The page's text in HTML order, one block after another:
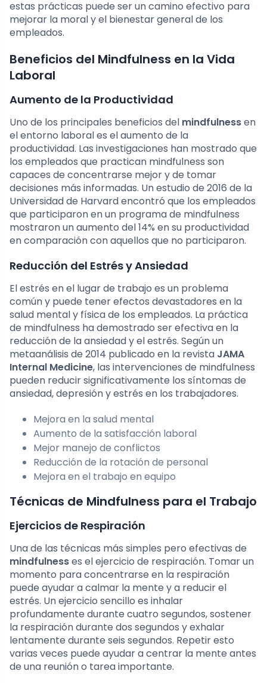
estas prácticas puede ser un camino efectivo para
mejorar la moral y el bienestar general de los
empleados.
Beneficios del Mindfulness en la Vida
Laboral
Aumento de la Productividad
Uno de los principales beneficios del mindfulnessen
el entorno laboral es el aumento de la
productividad. Las investigaciones han mostrado que
los empleados que practican mindfulness son
capaces de concentrarse mejor y de tomar
decisiones más informadas. Un estudio de 2016 de la
Universidad de Harvard encontró que los empleados
que participaron en un programa de mindfulness
mostraron un aumento del 14% en su productividad
en comparación con aquellos que no participaron.
Reducción del Estrés y Ansiedad
El estrés en el lugar de trabajo es un problema
común y puede tener efectos devastadores en la
salud mental y física de los empleados. La práctica
de mindfulness ha demostrado ser efectiva en la
reducción de la ansiedad y el estrés. Según un
metaanálisis de 2014 publicado en la revista JAMA
Internal Medicine, las intervenciones de mindfulness
pueden reducir significativamente los síntomas de
ansiedad, depresión y estrés en los trabajadores.
Mejora en la salud mental
Aumento de la satisfacción laboral
Mejor manejo de conflictos
Reducción de la rotación de personal
Mejora en el trabajo en equipo
Técnicas de Mindfulness para el Trabajo
Ejercicios de Respiración
Una de las técnicas más simples pero efectivas de
mindfulnesses el ejercicio de respiración. Tomar un
momento para concentrarse en la respiración
puede ayudar a calmar la mente y a reducir el
estrés. Un ejercicio sencillo es inhalar
profundamente durante cuatro segundos, sostener
la respiración durante dos segundos y exhalar
lentamente durante seis segundos. Repetir esto
varias veces puede ayudar a centrar la mente antes
de una reunión o tarea importante.